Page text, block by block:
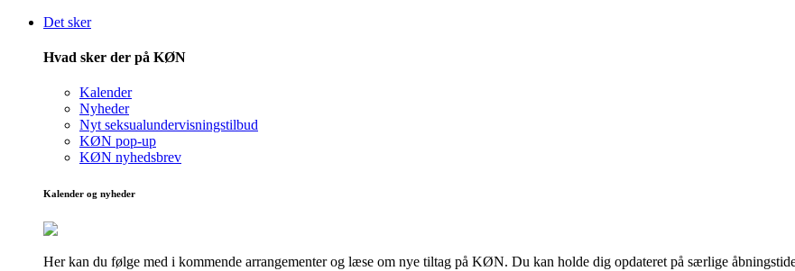
Det sker
Hvad sker der på KØN
Kalender
Nyheder
Nyt seksualundervisningstilbud
KØN pop-up
KØN nyhedsbrev
Kalender og nyheder
Her kan du følge med i kommende arrangementer og læse om nye tiltag på KØN. Du kan holde dig opdateret på særlige